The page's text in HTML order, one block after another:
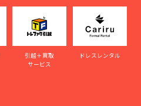
引越＋買取
サービス
ドレスレンタル